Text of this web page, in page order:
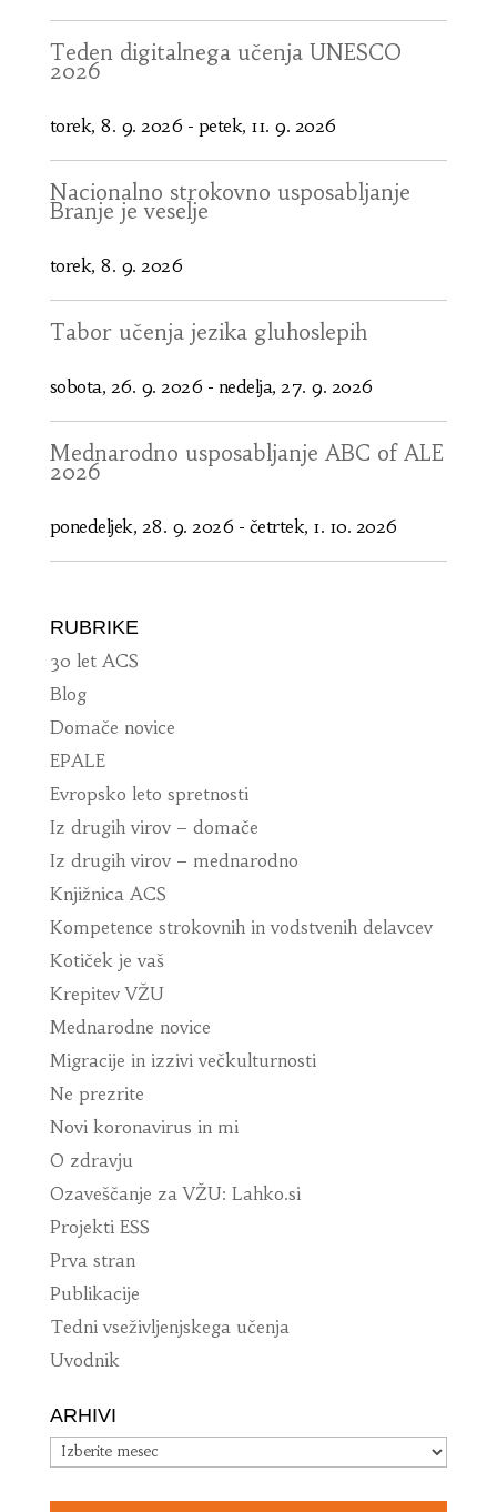
Teden digitalnega učenja UNESCO
2026
torek, 8. 9. 2026 - petek, 11. 9. 2026
Nacionalno strokovno usposabljanje
Branje je veselje
torek, 8. 9. 2026
Tabor učenja jezika gluhoslepih
sobota, 26. 9. 2026 - nedelja, 27. 9. 2026
Mednarodno usposabljanje ABC of ALE
2026
ponedeljek, 28. 9. 2026 - četrtek, 1. 10. 2026
RUBRIKE
30 let ACS
Blog
Domače novice
EPALE
Evropsko leto spretnosti
Iz drugih virov – domače
Iz drugih virov – mednarodno
Knjižnica ACS
Kompetence strokovnih in vodstvenih delavcev
Kotiček je vaš
Krepitev VŽU
Mednarodne novice
Migracije in izzivi večkulturnosti
Ne prezrite
Novi koronavirus in mi
O zdravju
Ozaveščanje za VŽU: Lahko.si
Projekti ESS
Prva stran
Publikacije
Tedni vseživljenjskega učenja
Uvodnik
ARHIVI
Arhivi